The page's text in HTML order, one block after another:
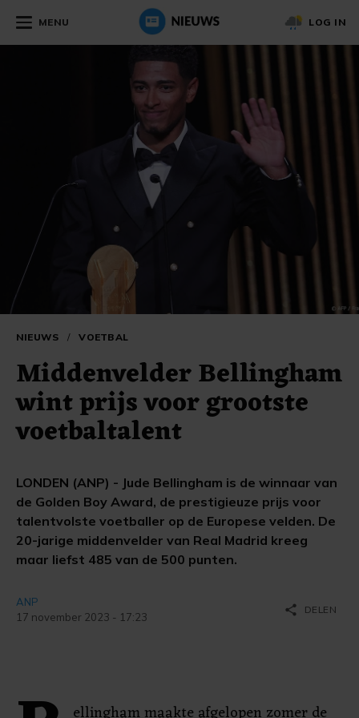
MENU LOG IN
NIEUWS / VOETBAL
Middenvelder Bellingham
wint prijs voor grootste
voetbaltalent
LONDEN (ANP) - Jude Bellingham is de winnaar van
de Golden Boy Award, de prestigieuze prijs voor
talentvolste voetballer op de Europese velden. De
20-jarige middenvelder van Real Madrid kreeg
maar liefst 485 van de 500 punten.
ANP
17 november 2023 - 17:23
share DELEN